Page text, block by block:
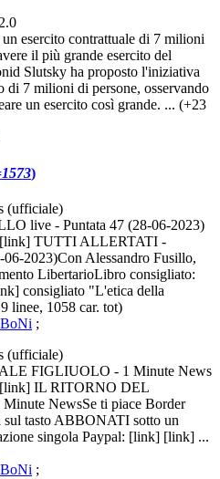
esercito contrattuale di 7 milioni
il più grande esercito del
Slutsky ha proposto l'iniziativa
di 7 milioni di persone, osservando
un esercito così grande. ... (+23
)
(ufficiale)
live - Puntata 47 (28-06-2023)
[link] TUTTI ALLERTATI -
2023)Con Alessandro Fusillo,
LibertarioLibro consigliato:
consigliato "L'etica della
linee, 1058 car. tot)
;
(ufficiale)
FIGLIUOLO - 1 Minute News
[link] IL RITORNO DEL
NewsSe ti piace Border
tasto ABBONATI sotto un
singola Paypal: [link] [link] ...
;